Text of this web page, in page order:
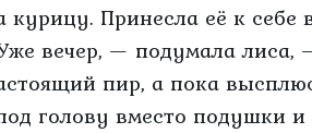
Принесла её к себе
вечер, — подумала лиса,
пир, а пока
голову вместо подушки и